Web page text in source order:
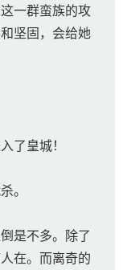
一群蛮族的攻
坚固，会给她
了皇城！
。
是不多。除了
在。而离奇的